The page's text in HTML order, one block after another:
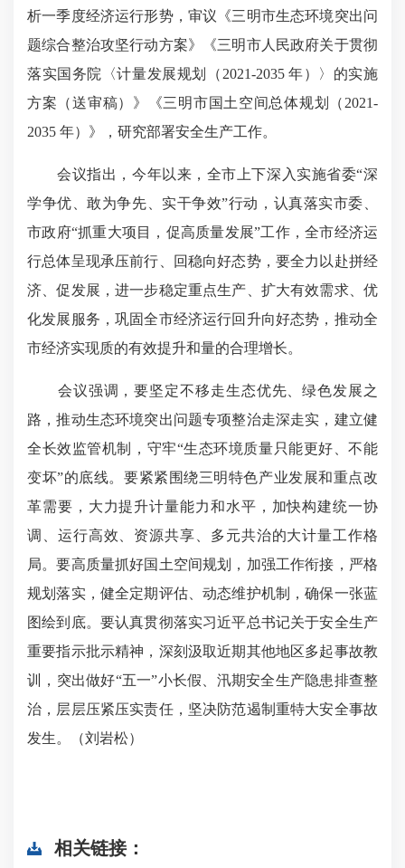
析一季度经济运行形势，审议《三明市生态环境突出问
题综合整治攻坚行动方案》《三明市人民政府关于贯彻
落实国务院〈计量发展规划（2021-2035 年）〉的实施
方案（送审稿）》《三明市国土空间总体规划（2021-
2035 年）》，研究部署安全生产工作。
会议指出，今年以来，全市上下深入实施省委“深
学争优、敢为争先、实干争效”行动，认真落实市委、
市政府“抓重大项目，促高质量发展”工作，全市经济运
行总体呈现承压前行、回稳向好态势，要全力以赴拼经
济、促发展，进一步稳定重点生产、扩大有效需求、优
化发展服务，巩固全市经济运行回升向好态势，推动全
市经济实现质的有效提升和量的合理增长。
会议强调，要坚定不移走生态优先、绿色发展之
路，推动生态环境突出问题专项整治走深走实，建立健
全长效监管机制，守牢“生态环境质量只能更好、不能
变坏”的底线。要紧紧围绕三明特色产业发展和重点改
革需要，大力提升计量能力和水平，加快构建统一协
调、运行高效、资源共享、多元共治的大计量工作格
局。要高质量抓好国土空间规划，加强工作衔接，严格
规划落实，健全定期评估、动态维护机制，确保一张蓝
图绘到底。要认真贯彻落实习近平总书记关于安全生产
重要指示批示精神，深刻汲取近期其他地区多起事故教
训，突出做好“五一”小长假、汛期安全生产隐患排查整
治，层层压紧压实责任，坚决防范遏制重特大安全事故
发生。（刘岩松）
相关链接：